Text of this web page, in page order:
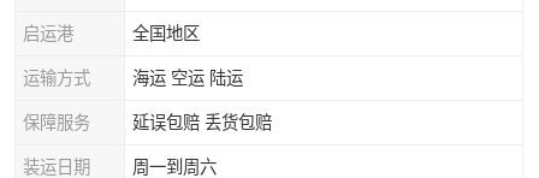
启运港 全国地区
运输方式 海运 空运 陆运
保障服务 延误包赔 丢货包赔
装运日期 周一到周六